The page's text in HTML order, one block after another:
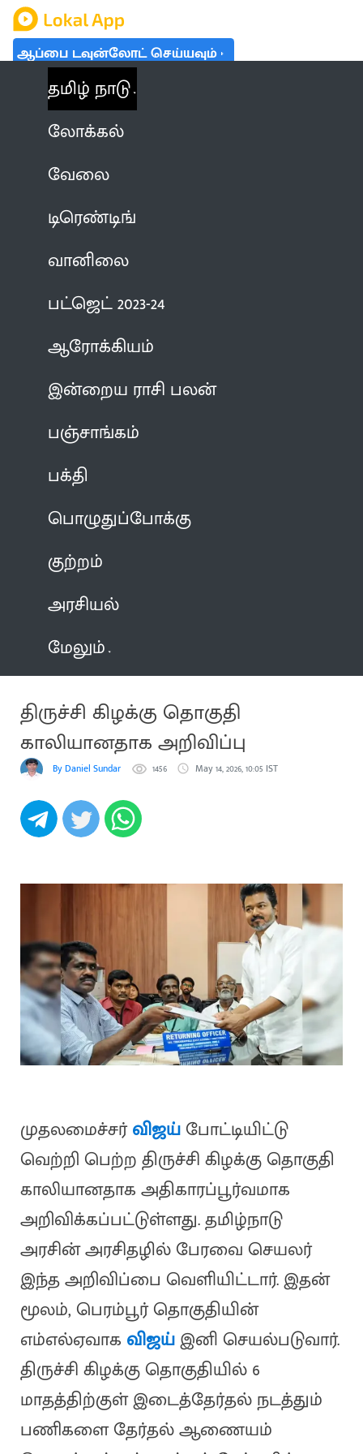
ஆப்பை டவுன்லோட் செய்யவும்
தமிழ் நாடு
லோக்கல்
வேலை
டிரெண்டிங்
வானிலை
பட்ஜெட் 2023-24
ஆரோக்கியம்
இன்றைய ராசி பலன்
பஞ்சாங்கம்
பக்தி
பொழுதுப்போக்கு
குற்றம்
அரசியல்
மேலும்
திருச்சி கிழக்கு தொகுதி
காலியானதாக அறிவிப்பு
By Daniel Sundar 1456 May 14, 2026, 10:05 IST
முதலமைச்சர்விஜய்போட்டியிட்டு
வெற்றி பெற்ற திருச்சி கிழக்கு தொகுதி
காலியானதாக அதிகாரப்பூர்வமாக
அறிவிக்கப்பட்டுள்ளது. தமிழ்நாடு
அரசின் அரசிதழில் பேரவை செயலர்
இந்த அறிவிப்பை வெளியிட்டார். இதன்
மூலம், பெரம்பூர் தொகுதியின்
எம்எல்ஏவாக விஜய்இனி செயல்படுவார்.
திருச்சி கிழக்கு தொகுதியில் 6
மாதத்திற்குள் இடைத்தேர்தல் நடத்தும்
பணிகளை தேர்தல் ஆணையம்